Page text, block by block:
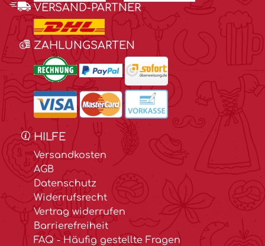
VERSAND-PARTNER
ZAHLUNGSARTEN
HILFE
Versandkosten
AGB
Datenschutz
Widerrufsrecht
Vertrag widerrufen
Barrierefreiheit
FAQ - Häufig gestellte Fragen